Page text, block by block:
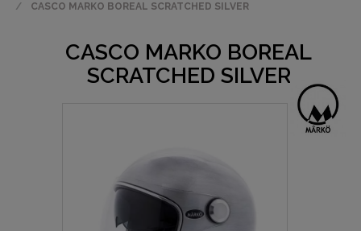
CASCO MARKO BOREAL SCRATCHED SILVER
CASCO MARKO BOREAL
SCRATCHED SILVER